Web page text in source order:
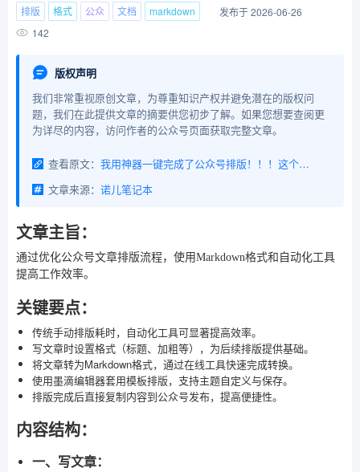
排版 格式 公众 文档 markdown
发布于 2026-06-26
142
版权声明
我们非常重视原创文章，为尊重知识产权并避免潜在的版权问
题，我们在此提供文章的摘要供您初步了解。如果您想要查阅更
为详尽的内容，访问作者的公众号页面获取完整文章。
查看原文：
我用神器一键完成了公众号排版！！！这个方法让公众号日更效率暴涨300%
文章来源： 诺儿笔记本
文章主旨：
通过优化公众号文章排版流程，使用Markdown格式和自动化工具
提高工作效率。
关键要点：
传统手动排版耗时，自动化工具可显著提高效率。
写文章时设置格式（标题、加粗等），为后续排版提供基础。
将文章转为Markdown格式，通过在线工具快速完成转换。
使用墨滴编辑器套用模板排版，支持主题自定义与保存。
排版完成后直接复制内容到公众号发布，提高便捷性。
内容结构：
一、写文章：